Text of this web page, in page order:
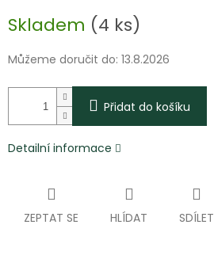
cena:
Skladem (4 ks)
Můžeme doručit do: 13.8.2026
Přidat do košíku
Detailní informace
ZEPTAT SE HLÍDAT SDÍLET